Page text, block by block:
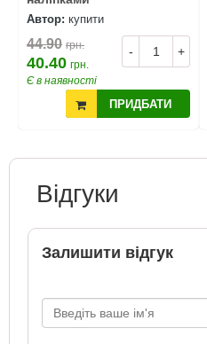
Автор: купити
- +
44.90 грн.
40.40 грн.
Є в наявності
ПРИДБАТИ
Відгуки
Залишити відгук